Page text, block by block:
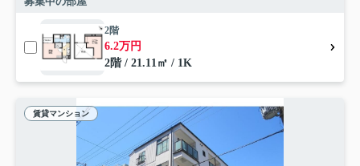
2階
6.2万円
2階 / 21.11㎡ / 1K
賃貸マンション